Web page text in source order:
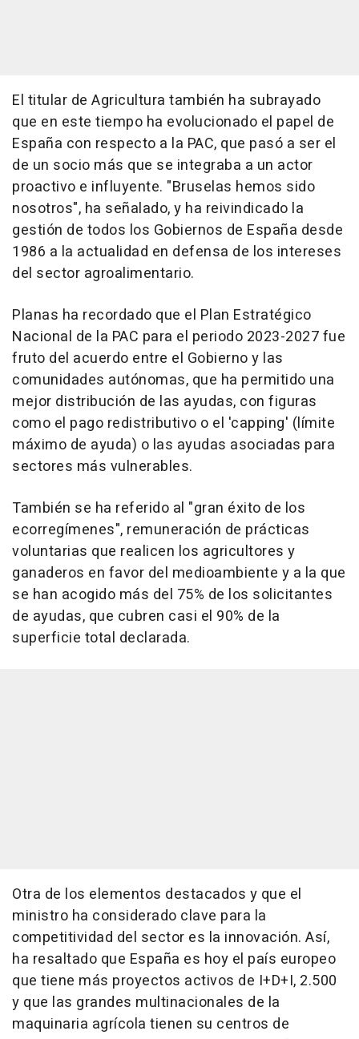
El titular de Agricultura también ha subrayado
que en este tiempo ha evolucionado el papel de
España con respecto a la PAC, que pasó a ser el
de un socio más que se integraba a un actor
proactivo e influyente. "Bruselas hemos sido
nosotros", ha señalado, y ha reivindicado la
gestión de todos los Gobiernos de España desde
1986 a la actualidad en defensa de los intereses
del sector agroalimentario.
Planas ha recordado que el Plan Estratégico
Nacional de la PAC para el periodo 2023-2027 fue
fruto del acuerdo entre el Gobierno y las
comunidades autónomas, que ha permitido una
mejor distribución de las ayudas, con figuras
como el pago redistributivo o el 'capping' (límite
máximo de ayuda) o las ayudas asociadas para
sectores más vulnerables.
También se ha referido al "gran éxito de los
ecorregímenes", remuneración de prácticas
voluntarias que realicen los agricultores y
ganaderos en favor del medioambiente y a la que
se han acogido más del 75% de los solicitantes
de ayudas, que cubren casi el 90% de la
superficie total declarada.
Otra de los elementos destacados y que el
ministro ha considerado clave para la
competitividad del sector es la innovación. Así,
ha resaltado que España es hoy el país europeo
que tiene más proyectos activos de I+D+I, 2.500
y que las grandes multinacionales de la
maquinaria agrícola tienen su centros de